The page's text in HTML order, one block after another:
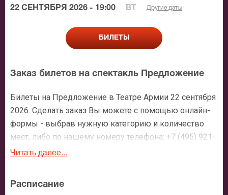
22 СЕНТЯБРЯ 2026 - 19:00 ВТ Другие даты
БИЛЕТЫ
Заказ билетов на спектакль Предложение
Билеты на Предложение в Театре Армии 22 сентября
2026. Сделать заказ Вы можете с помощью онлайн-
формы - выбрав нужную категорию и количество
мест, либо по нашему номеру телефона: +7 (495) 921-
35-00. После оформления заявки с Вами свяжется
зрительном зале, о том как заказать билет и утвердит
Читать далее...
Расписание